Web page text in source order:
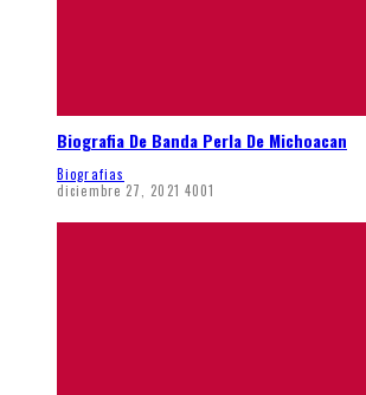
Biografia De Banda Perla De Michoacan
Biografias
diciembre 27, 2021 4001